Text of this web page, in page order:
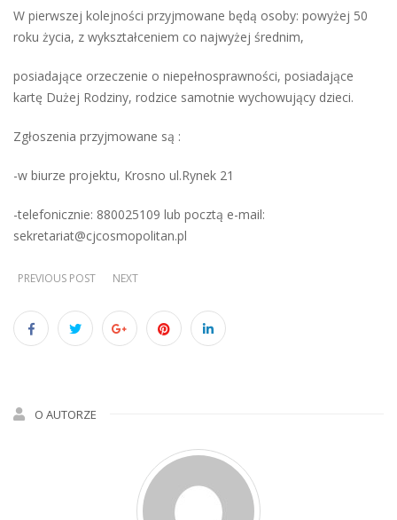
W pierwszej kolejności przyjmowane będą osoby: powyżej 50
roku życia, z wykształceniem co najwyżej średnim,
posiadające orzeczenie o niepełnosprawności, posiadające
kartę Dużej Rodziny, rodzice samotnie wychowujący dzieci.
Zgłoszenia przyjmowane są :
-w biurze projektu, Krosno ul.Rynek 21
-telefonicznie: 880025109 lub pocztą e-mail:
sekretariat@cjcosmopolitan.pl
PREVIOUS POST NEXT
O AUTORZE